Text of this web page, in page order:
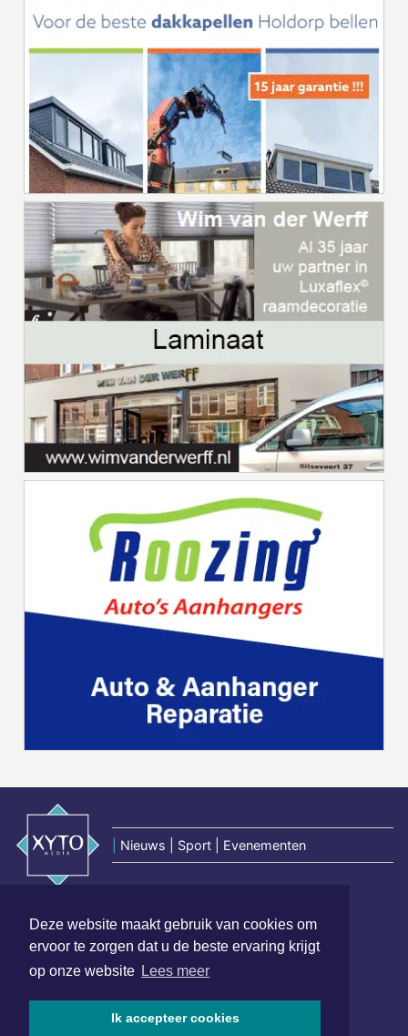
Deze website maakt gebruik van cookies om
ervoor te zorgen dat u de beste ervaring krijgt
op onze website Lees meer
Ik accepteer cookies
Nieuws | Sport | Evenementen
van Benthuizenlaan 1
1701 BZ Heerhugowaard